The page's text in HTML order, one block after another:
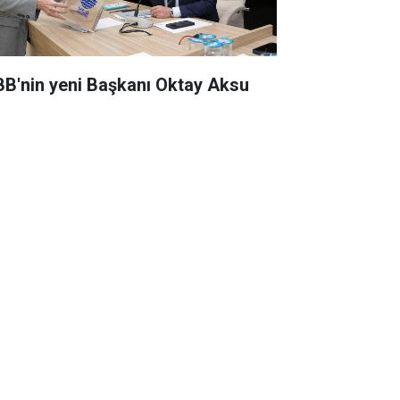
yeni Başkanı Oktay Aksu